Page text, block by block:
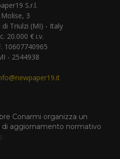
S.r.l.
3
Triulzi (MI) - Italy
20.000 € i.v.
10607740965
- 2544938
Conarmi organizza un
di aggiornamento normativo